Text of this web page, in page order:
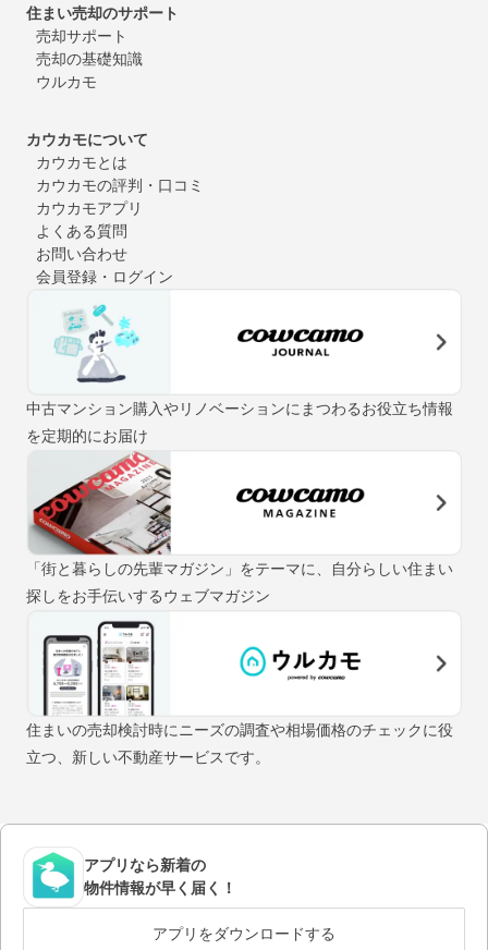
住まい売却のサポート
売却サポート
売却の基礎知識
ウルカモ
カウカモについて
カウカモとは
カウカモの評判・口コミ
カウカモアプリ
よくある質問
お問い合わせ
会員登録・ログイン
中古マンション購入やリノベーションにまつわるお役立ち情報
を定期的にお届け
「街と暮らしの先輩マガジン」をテーマに、自分らしい住まい
探しをお手伝いするウェブマガジン
住まいの売却検討時にニーズの調査や相場価格のチェックに役
立つ、新しい不動産サービスです。
アプリなら新着の
物件情報が早く届く！
アプリをダウンロードする